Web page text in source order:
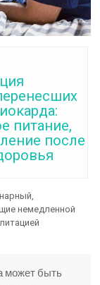
питание,
после
немедленной
может быть